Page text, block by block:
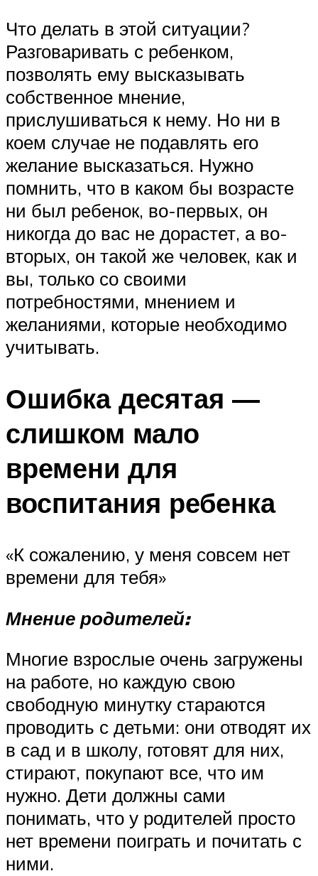
Что делать в этой ситуации?
Разговаривать с ребенком,
позволять ему высказывать
собственное мнение,
прислушиваться к нему. Но ни в
коем случае не подавлять его
желание высказаться. Нужно
помнить, что в каком бы возрасте
ни был ребенок, во-первых, он
никогда до вас не дорастет, а во-
вторых, он такой же человек, как и
вы, только со своими
потребностями, мнением и
желаниями, которые необходимо
учитывать.
Ошибка десятая —
слишком мало
времени для
воспитания ребенка
«К сожалению, у меня совсем нет
времени для тебя»
Мнение родителей:
Многие взрослые очень загружены
на работе, но каждую свою
свободную минутку стараются
проводить с детьми: они отводят их
в сад и в школу, готовят для них,
стирают, покупают все, что им
нужно. Дети должны сами
понимать, что у родителей просто
нет времени поиграть и почитать с
ними.